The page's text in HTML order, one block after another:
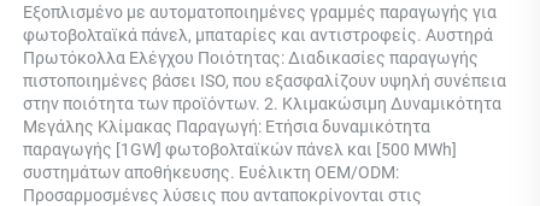
Εξοπλισμένο με αυτοματοποιημένες γραμμές παραγωγής για
φωτοβολταϊκά πάνελ, μπαταρίες και αντιστροφείς. Αυστηρά
Πρωτόκολλα Ελέγχου Ποιότητας: Διαδικασίες παραγωγής
πιστοποιημένες βάσει ISO, που εξασφαλίζουν υψηλή συνέπεια
στην ποιότητα των προϊόντων. 2. Κλιμακώσιμη Δυναμικότητα
Μεγάλης Κλίμακας Παραγωγή: Ετήσια δυναμικότητα
παραγωγής [1GW] φωτοβολταϊκών πάνελ και [500 MWh]
συστημάτων αποθήκευσης. Ευέλικτη OEM/ODM:
Προσαρμοσμένες λύσεις που ανταποκρίνονται στις